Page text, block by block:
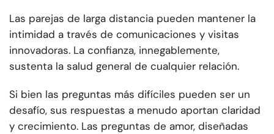
Las parejas de larga distancia pueden mantener la
intimidad a través de comunicaciones y visitas
innovadoras. La confianza, innegablemente,
sustenta la salud general de cualquier relación.
Si bien las preguntas más difíciles pueden ser un
desafío, sus respuestas a menudo aportan claridad
y crecimiento. Las preguntas de amor, diseñadas